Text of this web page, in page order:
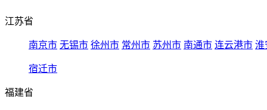
江苏省
南京市 无锡市 徐州市 常州市 苏州市 南通市 连云港市 淮
宿迁市
福建省